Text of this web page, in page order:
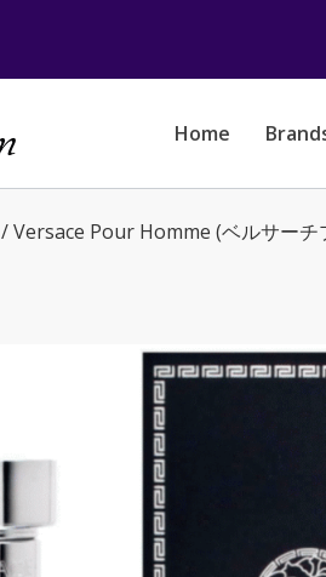
Home
/ Versace Pour Homme (ベルサー